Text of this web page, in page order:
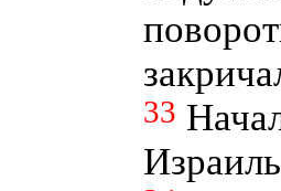
33